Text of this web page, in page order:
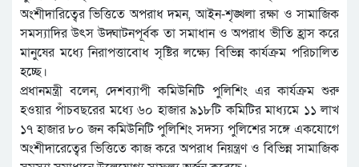
অংশীদারিত্বের ভিত্তিতে অপরাধ দমন, আইন-শৃঙ্খলা রক্ষা ও সামাজিক
সমস্যাদির উৎস উদ্ঘাটনপূর্বক তা সমাধান ও অপরাধ ভীতি হ্রাস করে
মানুষের মধ্যে নিরাপত্তাবোধ সৃষ্টির লক্ষ্যে বিভিন্ন কার্যক্রম পরিচালিত
হচ্ছে।
প্রধানমন্ত্রী বলেন, দেশব্যাপী কমিউনিটি পুলিশিং এর কার্যক্রম শুরু
হওয়ার পাঁচবছরের মধ্যে ৬০ হাজার ৯১৮টি কমিটির মাধ্যমে ১১ লাখ
১৭ হাজার ৮০ জন কমিউনিটি পুলিশিং সদস্য পুলিশের সঙ্গে একযোগে
অংশীদারেত্বের ভিত্তিতে কাজ করে অপরাধ নিয়ন্ত্রণ ও বিভিন্ন সামাজিক